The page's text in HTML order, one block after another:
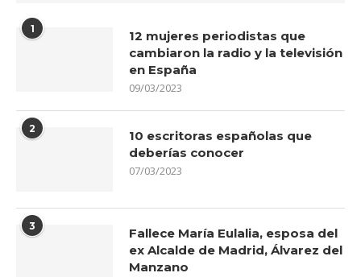
1
12 mujeres periodistas que
cambiaron la radio y la televisión
en España
09/03/2023
2
10 escritoras españolas que
deberías conocer
07/03/2023
3
Fallece María Eulalia, esposa del
ex Alcalde de Madrid, Álvarez del
Manzano